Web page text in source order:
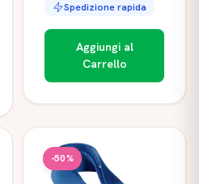
Spedizione rapida
Aggiungi al
Carrello
-50%